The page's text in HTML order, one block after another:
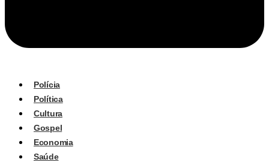
Polícia
Política
Cultura
Gospel
Economia
Saúde